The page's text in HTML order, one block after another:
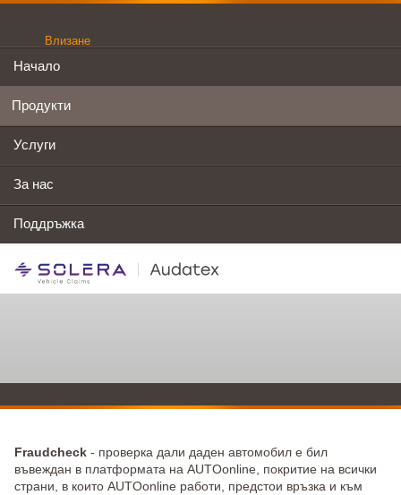
Влизане
Начало
Продукти
Услуги
За нас
Поддръжка
Fraudcheck- проверка дали даден автомобил е бил
въвеждан в платформата на AUTOonline, покритие на всички
страни, в които AUTOonline работи, предстои връзка и към